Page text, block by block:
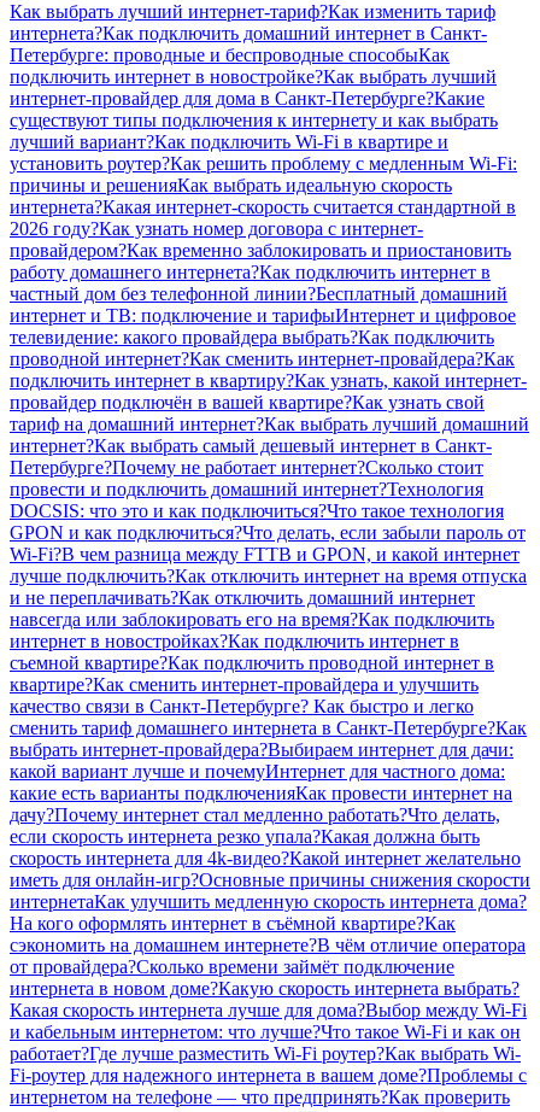
Как выбрать лучший интернет-тариф?Как изменить тариф
интернета?Как подключить домашний интернет в Санкт-
Петербурге: проводные и беспроводные способыКак
подключить интернет в новостройке?Как выбрать лучший
интернет-провайдер для дома в Санкт-Петербурге?Какие
существуют типы подключения к интернету и как выбрать
лучший вариант?Как подключить Wi-Fi в квартире и
установить роутер?Как решить проблему с медленным Wi-Fi:
причины и решенияКак выбрать идеальную скорость
интернета?Какая интернет-скорость считается стандартной в
2026 году?Как узнать номер договора с интернет-
провайдером?Как временно заблокировать и приостановить
работу домашнего интернета?Как подключить интернет в
частный дом без телефонной линии?Бесплатный домашний
интернет и ТВ: подключение и тарифыИнтернет и цифровое
телевидение: какого провайдера выбрать?Как подключить
проводной интернет?Как сменить интернет-провайдера?Как
подключить интернет в квартиру?Как узнать, какой интернет-
провайдер подключён в вашей квартире?Как узнать свой
тариф на домашний интернет?Как выбрать лучший домашний
интернет?Как выбрать самый дешевый интернет в Санкт-
Петербурге?Почему не работает интернет?Сколько стоит
провести и подключить домашний интернет?Технология
DOCSIS: что это и как подключиться?Что такое технология
GPON и как подключиться?Что делать, если забыли пароль от
Wi-Fi?В чем разница между FTTB и GPON, и какой интернет
лучше подключить?Как отключить интернет на время отпуска
и не переплачивать?Как отключить домашний интернет
навсегда или заблокировать его на время?Как подключить
интернет в новостройках?Как подключить интернет в
съемной квартире?Как подключить проводной интернет в
квартире?Как сменить интернет-провайдера и улучшить
качество связи в Санкт-Петербурге? Как быстро и легко
сменить тариф домашнего интернета в Санкт-Петербурге?Как
выбрать интернет-провайдера?Выбираем интернет для дачи:
какой вариант лучше и почемуИнтернет для частного дома:
какие есть варианты подключенияКак провести интернет на
дачу?Почему интернет стал медленно работать?Что делать,
если скорость интернета резко упала?Какая должна быть
скорость интернета для 4k-видео?Какой интернет желательно
иметь для онлайн-игр?Основные причины снижения скорости
интернетаКак улучшить медленную скорость интернета дома?
На кого оформлять интернет в съёмной квартире?Как
сэкономить на домашнем интернете?В чём отличие оператора
от провайдера?Сколько времени займёт подключение
интернета в новом доме?Какую скорость интернета выбрать?
Какая скорость интернета лучше для дома?Выбор между Wi-Fi
и кабельным интернетом: что лучше?Что такое Wi-Fi и как он
работает?Где лучше разместить Wi-Fi роутер?Как выбрать Wi-
Fi-роутер для надежного интернета в вашем доме?Проблемы с
интернетом на телефоне — что предпринять?Как проверить